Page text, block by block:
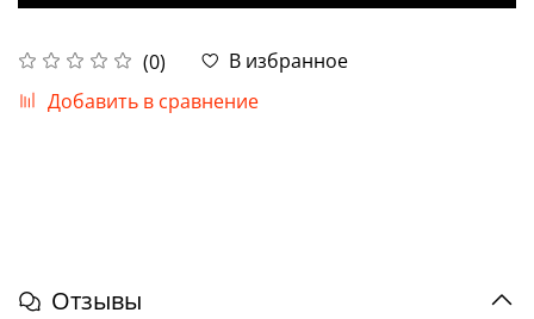
(0)
В избранное
Добавить в сравнение
Отзывы